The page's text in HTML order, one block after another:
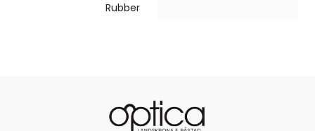
Rubber